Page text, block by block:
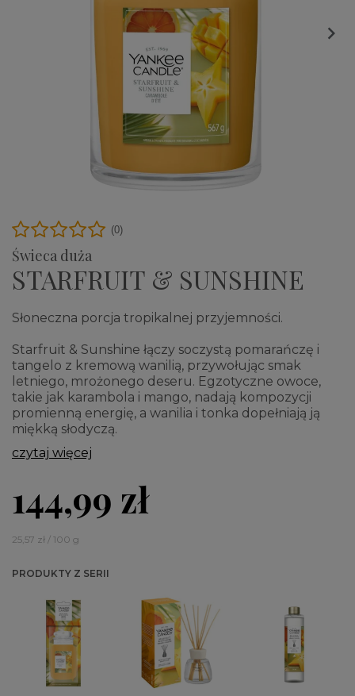

Świeca duża
STARFRUIT & SUNSHINE
(0)
Słoneczna porcja tropikalnej przyjemności.
Starfruit & Sunshine łączy soczystą pomarańczę i
tangelo z kremową wanilią, przywołując smak
letniego, mrożonego deseru. Egzotyczne owoce,
takie jak karambola i mango, nadają kompozycji
promienną energię, a wanilia i tonka dopełniają ją
miękką słodyczą.
czytaj więcej
144,99 zł
25,57 zł / 100 g
PRODUKTY Z SERII